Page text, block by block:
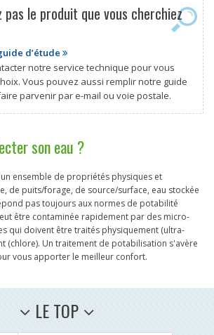
pas le produit que vous cherchiez
d’étude
notre service technique pour vous
Vous pouvez aussi remplir notre guide
parvenir par e-mail ou voie postale.
son eau ?
ensemble de propriétés physiques et
de puits/forage, de source/surface, eau stockée
pas toujours aux normes de potabilité
être contaminée rapidement par des micro-
qui doivent être traités physiquement (ultra-
(chlore). Un traitement de potabilisation s'avère
vous apporter le meilleur confort.
LE TOP